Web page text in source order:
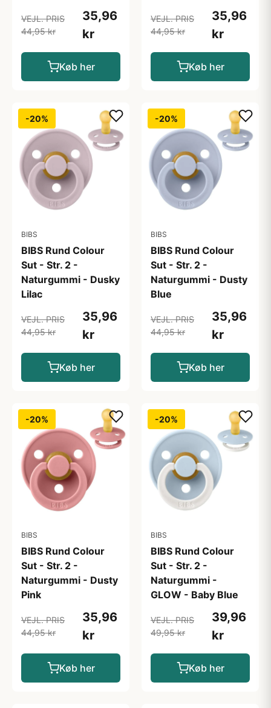
VEJL. PRIS
44,95 kr
35,96
kr
Køb her
VEJL. PRIS
44,95 kr
35,96
kr
Køb her
-20%
BIBS
BIBS Rund Colour
Sut - Str. 2 -
Naturgummi - Dusky
Lilac
VEJL. PRIS
44,95 kr
35,96
kr
Køb her
-20%
BIBS
BIBS Rund Colour
Sut - Str. 2 -
Naturgummi - Dusty
Blue
VEJL. PRIS
44,95 kr
35,96
kr
Køb her
-20%
BIBS
BIBS Rund Colour
Sut - Str. 2 -
Naturgummi - Dusty
Pink
VEJL. PRIS
44,95 kr
35,96
kr
Køb her
-20%
BIBS
BIBS Rund Colour
Sut - Str. 2 -
Naturgummi -
GLOW - Baby Blue
VEJL. PRIS
49,95 kr
39,96
kr
Køb her